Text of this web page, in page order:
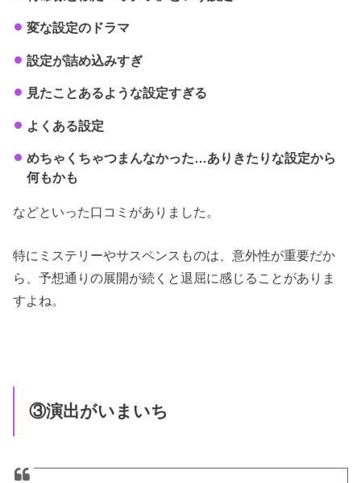
変な設定のドラマ
設定が詰め込みすぎ
見たことあるような設定すぎる
よくある設定
めちゃくちゃつまんなかった…ありきたりな設定から
何もかも
などといった口コミがありました。
特にミステリーやサスペンスものは、意外性が重要だか
ら、予想通りの展開が続くと退屈に感じることがありま
すよね。
③演出がいまいち